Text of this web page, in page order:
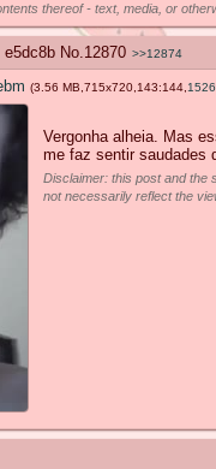
thereof - text, media, or
e5dc8b No. 12870 >>12874
(3.56 MB,715x720,143:144,
Vergonha alheia. Mas
me faz sentir saudades
Disclaimer: this post and the
not necessarily reflect the